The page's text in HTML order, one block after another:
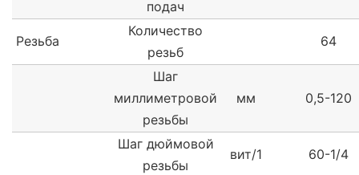
подач
Резьба
Количество
резьб
64
Шаг
миллиметровой
резьбы
мм 0,5-120
Шаг дюймовой
резьбы
вит/1 60-1/4